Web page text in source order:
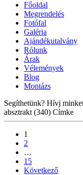
Főoldal
Megrendelés
Fotófal
Galéria
Ajándékutalvány
Rólunk
Árak
Vélemények
Blog
Montázs
Segíthetünk? Hívj
absztrakt (340) Címke
1
2
…
15
Következő